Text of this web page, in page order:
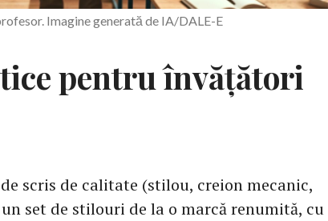
Imagine generată de IA/DALE-E
pentru învățători
scris de calitate (stilou, creion mecanic,
set de stilouri de la o marcă renumită, cu